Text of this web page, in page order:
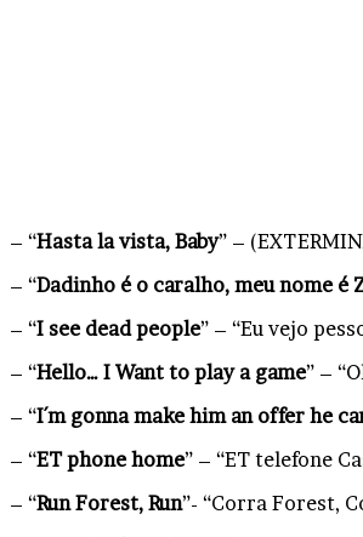
– “Hasta la vista, Baby” –
– “Dadinho é o caralho, meu nome é
– “I see dead people” – “Eu vejo
– “Hello… I Want to play a game” –
– “I´m gonna make him an offer he
– “ET phone home” – “ET telefone
– “Run Forest, Run”- “Corra Forest,